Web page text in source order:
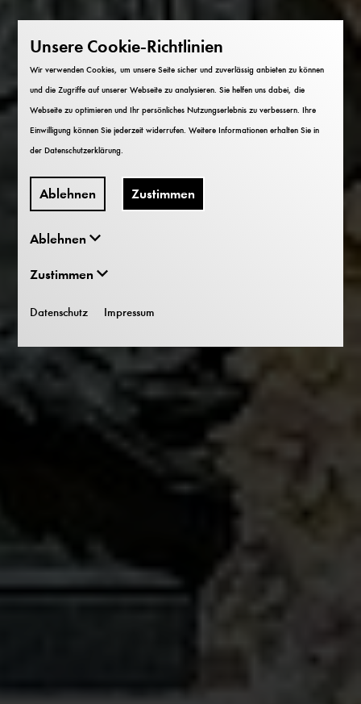
Unsere Cookie-Richtlinien
Wir verwenden Cookies, um unsere Seite sicher und zuverlässig anbieten zu können
und die Zugriffe auf unserer Webseite zu analysieren. Sie helfen uns dabei, die
Webseite zu optimieren und Ihr persönliches Nutzungserlebnis zu verbessern. Ihre
Einwilligung können Sie jederzeit widerrufen. Weitere Informationen erhalten Sie in
derDatenschutzerklärung.
Ablehnen Zustimmen
Ablehnen
Zustimmen
Datenschutz Impressum